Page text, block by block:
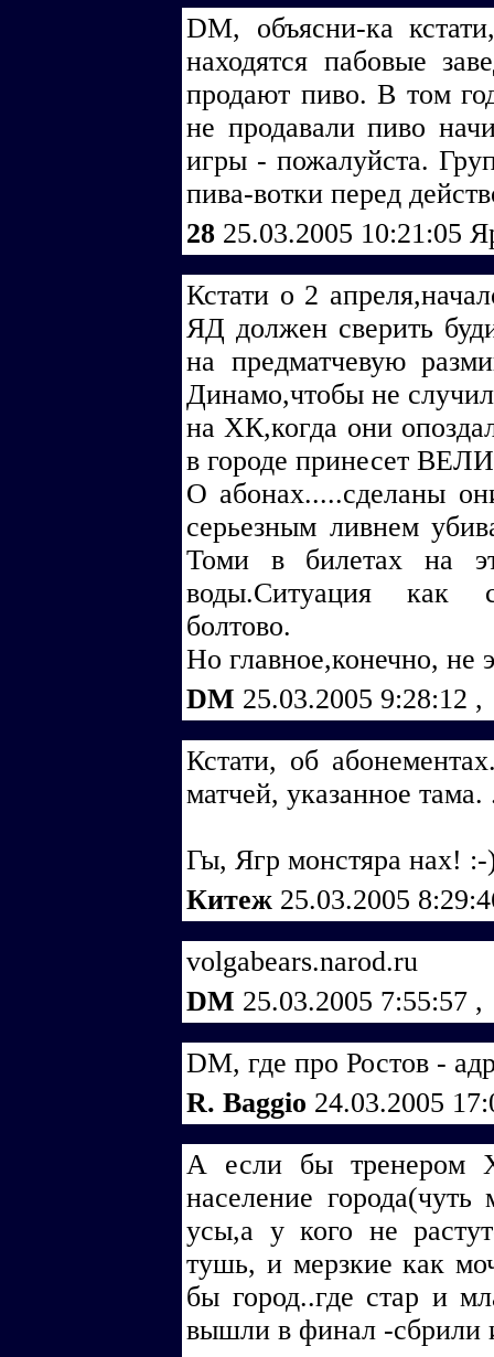
DM, объясни-ка
находятся пабовые
продают пиво. В том
не продавали пиво
игры - пожалуйста.
пива-вотки перед
28 25.03.2005 10:21:05
Кстати о 2
ЯД должен сверить
на предматчевую
Динамо,чтобы не
на ХК,когда они
в городе принесет
О абонах.....сделаны
серьезным ливнем
Томи в билетах на
воды.Ситуация как
болтово.
Но главное,конечно, не
DM 25.03.2005 9:28:12 ,
Кстати, об
матчей, указанное
Гы, Ягр монстяра нах!
Китеж 25.03.2005
volgabears.narod.ru
DM 25.03.2005 7:55:57 ,
DM, где про Ростов -
R. Baggio 24.03.2005
А если бы тренером
население
усы,а у кого не
тушь, и мерзкие как
бы город..где стар и
вышли в финал -сбрили